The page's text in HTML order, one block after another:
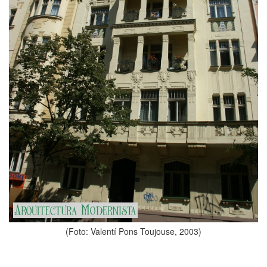
(Foto: Valentí Pons Toujouse, 2003)